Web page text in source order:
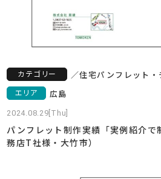
カテゴリー ／住宅パンフレット・
エリア 広島
2024.08.29[Thu]
パンフレット制作実績「実例紹介で
務店T社様・大竹市）